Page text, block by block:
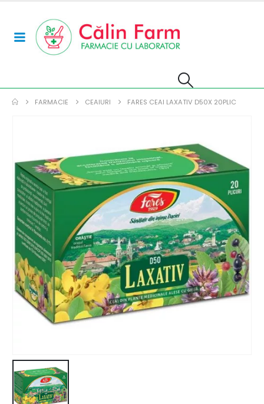
FARMACIE CEAIURI FARES CEAI LAXATIV D50X 20PLIC